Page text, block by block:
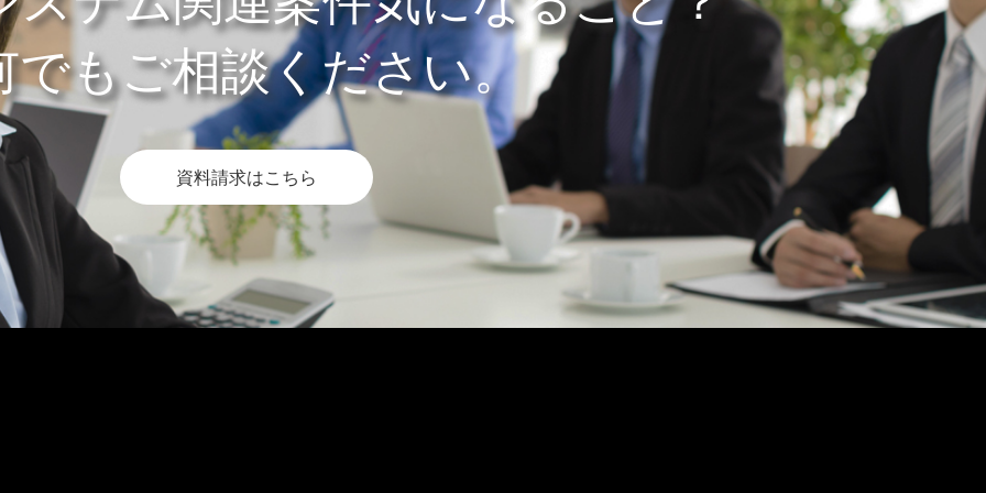
でもご相談ください。
資料請求はこちら